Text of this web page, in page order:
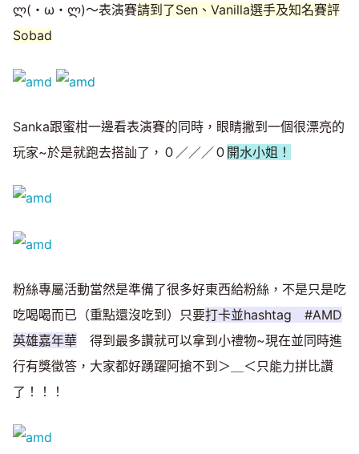
ლ(・ω・ლ)～表演賽請到了Sen、Vanilla選手及知名賽評
Sobad
Sanka跟蜜柑一邊看表演賽的同時，眼睛撇到一個很漂亮的
玩家~於是就跑去搭訕了，０／／／０ 開水小姐！
粉絲專屬活動當然是準備了很多好東西給粉絲，不是只是吃
吃喝喝而已（重點還沒吃到）只要打卡並hashtag #AMD
英雄嘉年華 得到最多讚就可以拿到小禮物~現在並同時進
行有獎徵答，大家都好踴躍阿搶不到＞＿＜只能力拼比讚
了！！！